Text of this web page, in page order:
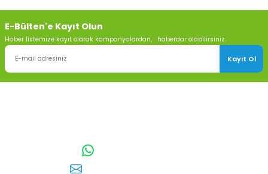
E-Bülten'e Kayıt Olun
Haber listemize kayıt olarak kampanyalardan, haberdar olabilirsiniz.
Kayıt Ol